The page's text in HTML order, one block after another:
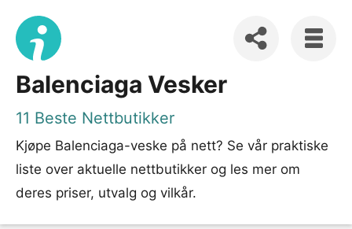
Balenciaga Vesker
11 Beste Nettbutikker
Kjøpe Balenciaga-veske på nett? Se vår praktiske
liste over aktuelle nettbutikker og les mer om
deres priser, utvalg og vilkår.